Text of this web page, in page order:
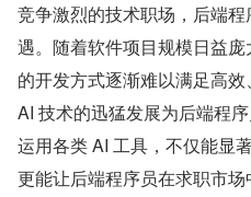
竞争激烈的技术职场，后端
遇。随着软件项目规模日益
的开发方式逐渐难以满足高
AI 技术的迅猛发展为后端程
运用各类 AI 工具，不仅能显
更能让后端程序员在求职市